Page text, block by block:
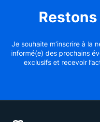
Restons
Je souhaite m’inscrire à la
informé(e) des prochains
exclusifs et recevoir